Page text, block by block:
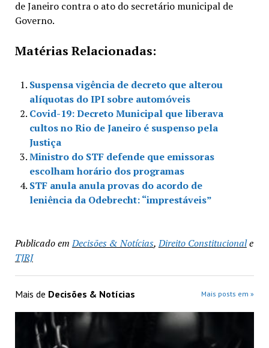
de Janeiro contra o ato do secretário municipal de
Governo.
Matérias Relacionadas:
Suspensa vigência de decreto que alterou
alíquotas do IPI sobre automóveis
Covid-19: Decreto Municipal que liberava
cultos no Rio de Janeiro é suspenso pela
Justiça
Ministro do STF defende que emissoras
escolham horário dos programas
STF anula anula provas do acordo de
leniência da Odebrecht: “imprestáveis”
Publicado em Decisões & Notícias,Direito Constitucionale
TJRJ
Mais de Decisões & Notícias Mais posts em »